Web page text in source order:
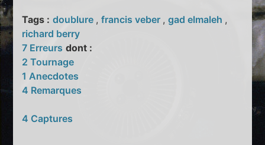
Tags : doublure ,francis veber ,gad elmaleh ,
richard berry
7 Erreurs dont :
2 Tournage
1 Anecdotes
4 Remarques
4 Captures